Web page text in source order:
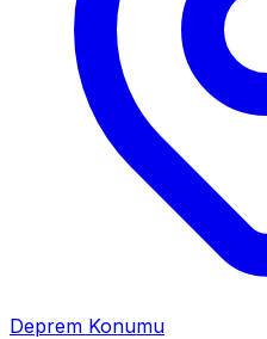
Deprem Konumu